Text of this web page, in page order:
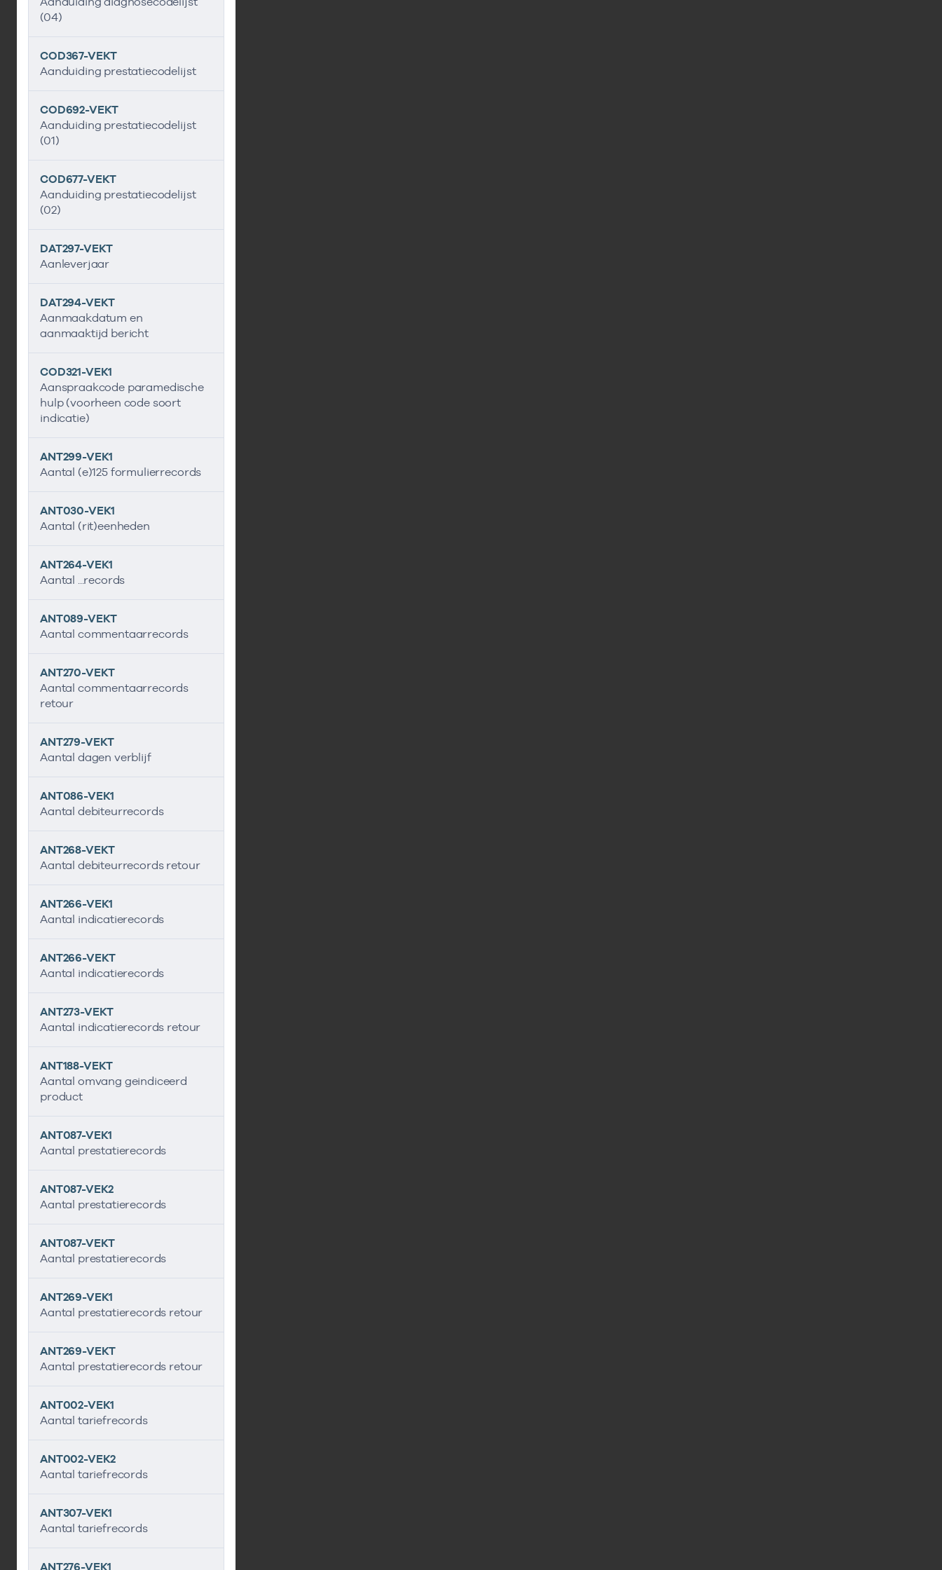
(04)
COD367-VEKT
Aanduiding prestatiecodelijst
COD692-VEKT
Aanduiding prestatiecodelijst
(01)
COD677-VEKT
Aanduiding prestatiecodelijst
(02)
DAT297-VEKT
Aanleverjaar
DAT294-VEKT
Aanmaakdatum en
aanmaaktijd bericht
COD321-VEK1
Aanspraakcode paramedische
hulp (voorheen code soort
indicatie)
ANT299-VEK1
Aantal (e)125 formulierrecords
ANT030-VEK1
Aantal (rit)eenheden
ANT264-VEK1
Aantal ...records
ANT089-VEKT
Aantal commentaarrecords
ANT270-VEKT
Aantal commentaarrecords
retour
ANT279-VEKT
Aantal dagen verblijf
ANT086-VEK1
Aantal debiteurrecords
ANT268-VEKT
Aantal debiteurrecords retour
ANT266-VEK1
Aantal indicatierecords
ANT266-VEKT
Aantal indicatierecords
ANT273-VEKT
Aantal indicatierecords retour
ANT188-VEKT
Aantal omvang geindiceerd
product
ANT087-VEK1
Aantal prestatierecords
ANT087-VEK2
Aantal prestatierecords
ANT087-VEKT
Aantal prestatierecords
ANT269-VEK1
Aantal prestatierecords retour
ANT269-VEKT
Aantal prestatierecords retour
ANT002-VEK1
Aantal tariefrecords
ANT002-VEK2
Aantal tariefrecords
ANT307-VEK1
Aantal tariefrecords
ANT276-VEK1